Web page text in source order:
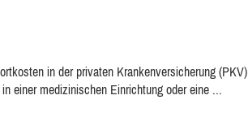
in der privaten Krankenversicherung (PKV)
einer medizinischen Einrichtung oder eine ...